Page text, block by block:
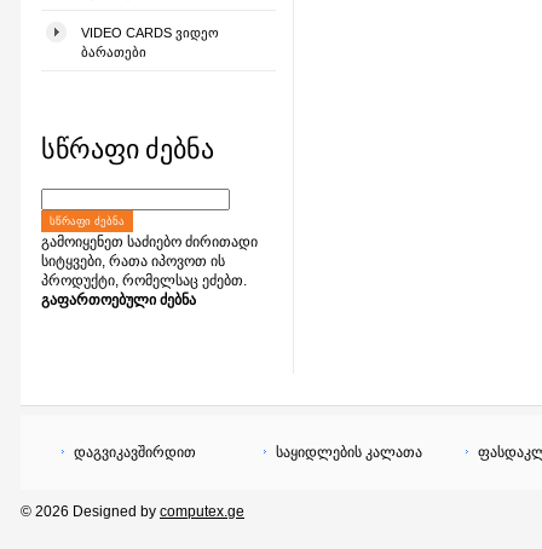
VIDEO CARDS ᲕᲘᲓᲔᲝ
ᲑᲐᲠᲐᲗᲔᲑᲘ
სწრაფი ძებნა
ᲡᲬᲠᲐᲤᲘ ᲫᲔᲑᲜᲐ
გამოიყენეთ საძიებო ძირითადი
სიტყვები, რათა იპოვოთ ის
პროდუქტი, რომელსაც ეძებთ.
გაფართოებული ძებნა
დაგვიკავშირდით საყიდლების კალათა
© 2026 Designed by computex.ge